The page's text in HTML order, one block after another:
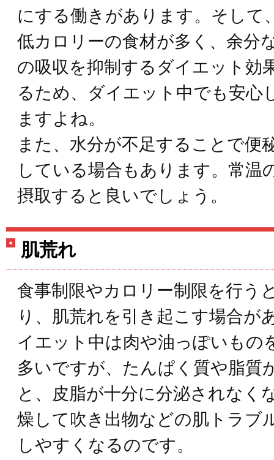
にする働きがあります。そして
低カロリーの食材が多く、余分
の吸収を抑制するダイエット効
るため、ダイエット中でも安心
ますよね。
また、水分が不足することで便
している場合もあります。常温
摂取すると良いでしょう。
肌荒れ
食事制限やカロリー制限を行う
り、肌荒れを引き起こす場合が
イエット中は肉や油っぽいもの
多いですが、たんぱく質や脂質
と、皮脂が十分に分泌されなく
燥して吹き出物などの肌トラブ
しやすくなるのです。